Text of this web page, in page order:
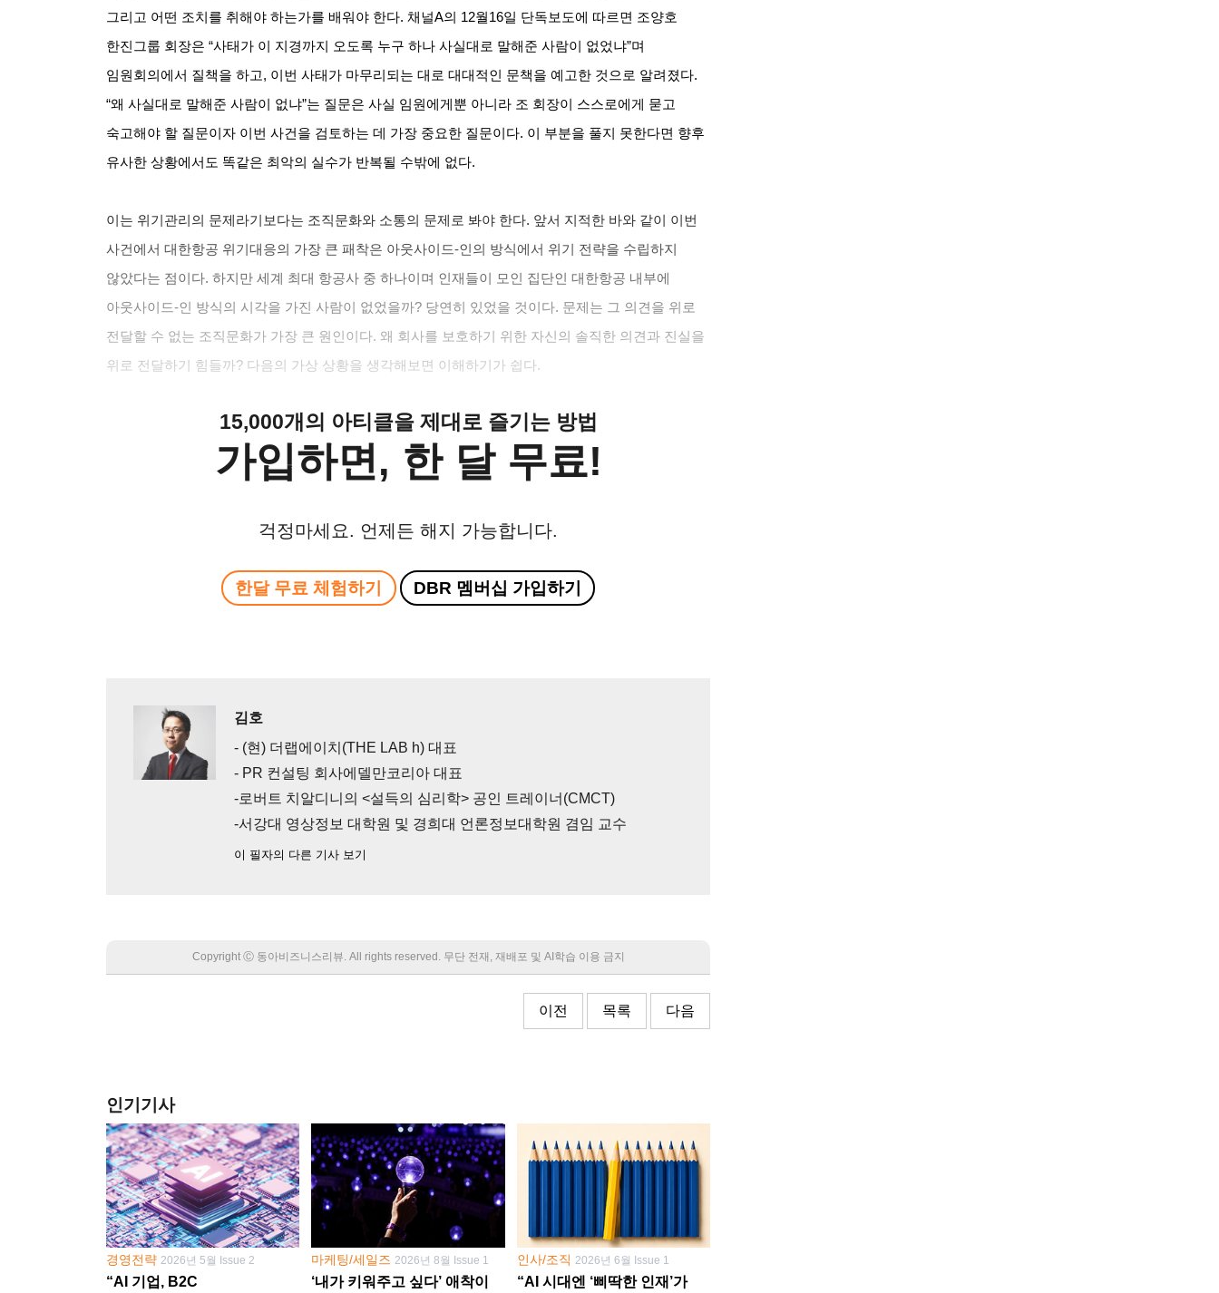
그리고 어떤 조치를 취해야 하는가를 배워야 한다. 채널A의 12월16일 단독보도에 따르면 조양호
한진그룹 회장은 “사태가 이 지경까지 오도록 누구 하나 사실대로 말해준 사람이 없었냐”며
임원회의에서 질책을 하고, 이번 사태가 마무리되는 대로 대대적인 문책을 예고한 것으로 알려졌다.
“왜 사실대로 말해준 사람이 없냐”는 질문은 사실 임원에게뿐 아니라 조 회장이 스스로에게 묻고
숙고해야 할 질문이자 이번 사건을 검토하는 데 가장 중요한 질문이다. 이 부분을 풀지 못한다면 향후
유사한 상황에서도 똑같은 최악의 실수가 반복될 수밖에 없다.
이는 위기관리의 문제라기보다는 조직문화와 소통의 문제로 봐야 한다. 앞서 지적한 바와 같이 이번
사건에서 대한항공 위기대응의 가장 큰 패착은 아웃사이드-인의 방식에서 위기 전략을 수립하지
않았다는 점이다. 하지만 세계 최대 항공사 중 하나이며 인재들이 모인 집단인 대한항공 내부에
아웃사이드-인 방식의 시각을 가진 사람이 없었을까? 당연히 있었을 것이다. 문제는 그 의견을 위로
전달할 수 없는 조직문화가 가장 큰 원인이다. 왜 회사를 보호하기 위한 자신의 솔직한 의견과 진실을
위로 전달하기 힘들까? 다음의 가상 상황을 생각해보면 이해하기가 쉽다.
15,000개의 아티클을 제대로 즐기는 방법
가입하면, 한 달 무료!
걱정마세요. 언제든 해지 가능합니다.
한달 무료 체험하기 DBR 멤버십 가입하기
김호
- (현) 더랩에이치(THE LAB h) 대표
- PR 컨설팅 회사에델만코리아 대표
-로버트 치알디니의 <설득의 심리학> 공인 트레이너(CMCT)
-서강대 영상정보 대학원 및 경희대 언론정보대학원 겸임 교수
이 필자의 다른 기사 보기
Copyright Ⓒ 동아비즈니스리뷰. All rights reserved. 무단 전재, 재배포 및 AI학습 이용 금지
이전 목록 다음
인기기사
경영전략 2026년 5월 Issue 2
“AI 기업, B2C
마케팅/세일즈 2026년 8월 Issue 1
‘내가 키워주고 싶다’ 애착이
인사/조직 2026년 6월 Issue 1
“AI 시대엔 ‘삐딱한 인재’가